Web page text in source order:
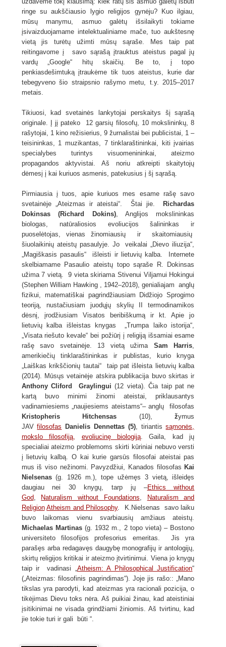
ringe su aukščiausio lygio religijos gynėju? Kuo ilgiau,
mūsų manymu, asmuo galėtų išsilaikyti tokiame
įsivaizduojamame intelektualiniame mače, tuo aukštesnę
vietą jis turėtų užimti mūsų sąraše. Mes taip pat
reitingavome į savo sąrašą įtrauktus ateistus pagal jų
vardų „Google“ hitų skaičių. Be to, į topo
penkiasdešimtuką įtraukėme tik tuos ateistus, kurie dar
tebegyveno šio straipsnio rašymo metu, t.y. 2015–2017
metais.
Tikiuosi, kad svetainės lankytojai perskaitys šį sąrašą
originale. Į jį pateko 12 garsių filosofų, 10 mokslininkų, 8
rašytojai, 1 kino režisierius, 9 žurnalistai bei publicistai, 1 –
teisininkas, 1 muzikantas, 7 tinklaraštininkai, kiti įvairias
specialybes turintys visuomenininkai, ateizmo
propagandos aktyvistai. Aš noriu atkreipti skaitytojų
dėmesį į kai kuriuos asmenis, patekusius į šį sąrašą.
Pirmiausia į tuos, apie kuriuos mes esame rašę savo
svetainėje „Ateizmas ir ateistai“. Štai jie.
Richardas
Dokinsas (Richard Dokins), Anglijos mokslininkas
biologas, natūraliosios evoliucijos šalininkas ir
puoselėtojas, vienas žinomiausių ir skaitomiausių
šiuolaikinių ateistų pasaulyje. Jo veikalai „Dievo iliuzija“,
„Magiškasis pasaulis“ išleisti ir lietuvių kalba. Internete
skelbiamame Pasaulio ateistų topo sąraše R. Dokinsas
užima 7 vietą. 9 vieta skiriama Stivenui Viljamui Hokingui
(Stephen William Hawking , 1942–2018), genialiajam anglų
fizikui, matematiškai pagrindžiausiam Didžiojo Sprogimo
teoriją, nustačiusiam juodųjų skylių II termodinamikos
dėsnį, įrodžiusiam Visatos beribiškumą ir kt. Apie jo
lietuvių kalba išleistas knygas „Trumpa laiko istorija“,
„Visata riešuto kevale“ bei požiūrį į religiją išsamiai esame
rašę savo svetainėje. 13 vietą užima Sam Harris,
amerikiečių tinklaraštininkas ir publistas, kurio knyga
„Laiškas krikščionių tautai“ taip pat išleista lietuvių kalba
(2014). Mūsųs vetainėje atskira publikacija buvo skirtas ir
Anthony Cliford Graylingui (12 vieta). Čia taip pat ne
kartą buvo minimi žinomi ateistai, priklausantys
vadinamiesiems „naujiesiems ateistams“– anglų filosofas
Kristopheris Hitchensas (10),žymus
JAVfilosofas Danielis Dennettas (5), tiriantissąmonės,
mokslo filosofiją,
evoliucinę biologiją. Gaila, kad jų
specialiai ateizmo problemoms skirti kūriniai nebuvo versti
į lietuvių kalbą. O kai kurie garsūs filosofai ateistai pas
mus iš viso nežinomi. Pavyzdžiui, Kanados filosofas Kai
Nielsenas(g. 1926 m.), tope užėmęs 3 vietą, išleidęs
daugiau nei 30 knygų, tarp jų –Ethics without
God, Naturalism without Foundations,
Naturalism and
Religion Atheism and Philosophy. K.Nielsenas savo laiku
buvo laikomas vienu svarbiausių amžiaus ateistų.
Michaelas Martinas(g. 1932 m., 2 topo vieta) – Bostono
universiteto filosofijos profesorius emeritas. Jis yra
parašęs arba redagavęs daugybę monografijų ir antologijų,
skirtų religijos kritikai ir ateizmo įtvirtinimui. Viena jo knygų
taip ir vadinasi „Atheism: A Philosophical Justification“
(„Ateizmas: filosofinis pagrindimas“). Joje jis rašo:: „Mano
tikslas yra parodyti, kad ateizmas yra racionali pozicija, o
tikėjimas Dievu toks nėra. Aš puikiai žinau, kad ateistiniai
įsitikinimai ne visada grindžiami žiniomis. Aš tvirtinu, kad
jie tokie turi ir gali būti “.